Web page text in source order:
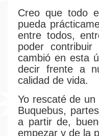
Creo que todo
pueda
entre todos,
poder
cambió en esta
decir frente a
calidad de vida.
Yo rescaté de
Buquebus,
a partir de,
empezar y de la